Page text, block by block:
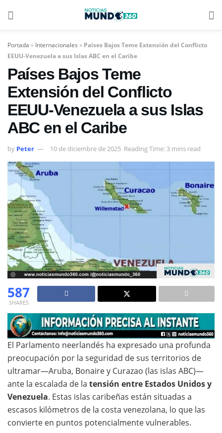
Portada » Internacionales » Países Bajos Teme Extensión del Conflicto
EEUU-Venezuela a sus Islas ABC en el Caribe
Países Bajos Teme
Extensión del Conflicto
EEUU-Venezuela a sus Islas
ABC en el Caribe
by Peter 10 de diciembre de 2025 Reading Time: 3 mins read
587
SHARES
El Parlamento neerlandés ha expresado una profunda
preocupación por la seguridad de sus territorios de
ultramar—Aruba, Bonaire y Curazao (las islas ABC)—
ante la escalada de la tensión entre Estados Unidos y
Venezuela. Estas islas caribeñas están situadas a
escasos kilómetros de la costa venezolana, lo que las
convierte en puntos potencialmente vulnerables.